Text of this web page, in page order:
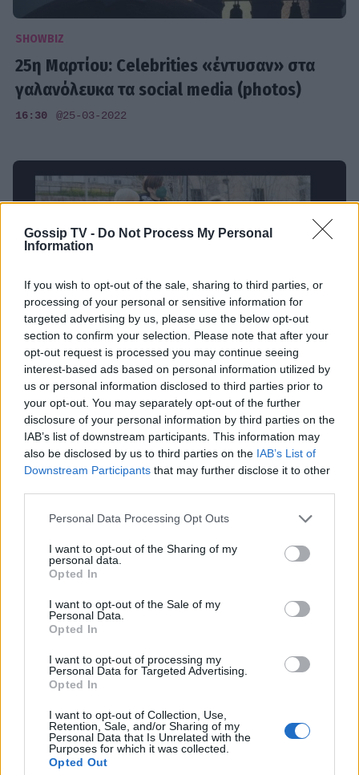
Gossip TV - Do Not Process My Personal
Information
If you wish to opt-out of the sale, sharing to third parties, or
processing of your personal or sensitive information for
targeted advertising by us, please use the below opt-out
section to confirm your selection. Please note that after your
opt-out request is processed you may continue seeing
interest-based ads based on personal information utilized by
us or personal information disclosed to third parties prior to
your opt-out. You may separately opt-out of the further
disclosure of your personal information by third parties on the
IAB’s list of downstream participants. This information may
also be disclosed by us to third parties on the IAB’s List of
Downstream Participants that may further disclose it to other
Personal Data Processing Opt Outs
I want to opt-out of the Sharing of my
personal data.
Opted In
I want to opt-out of the Sale of my
Personal Data.
Opted In
I want to opt-out of processing my
Personal Data for Targeted Advertising.
Opted In
I want to opt-out of Collection, Use,
Retention, Sale, and/or Sharing of my
Personal Data that Is Unrelated with the
Purposes for which it was collected.
Opted Out
SHOWBIZ
25η Μαρτίου: Celebrities «έντυσαν» στα
γαλανόλευκα τα social media (photos)
16:30 @25-03-2022
SHOWBIZ
Δίκη Φιλιππίδη: Στο δικαστήριο Παπούλια,
Παπαχαραλάμπους, Αναστασοπούλου,
Μπιμπίλας